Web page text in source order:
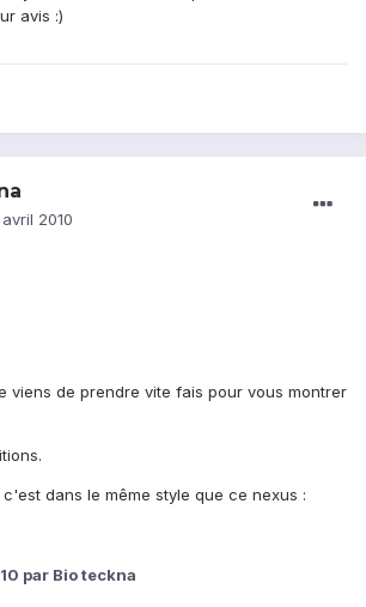
avis :)
2010
viens de prendre vite fais pour vous montrer
dans le même style que ce nexus :
par Bio teckna